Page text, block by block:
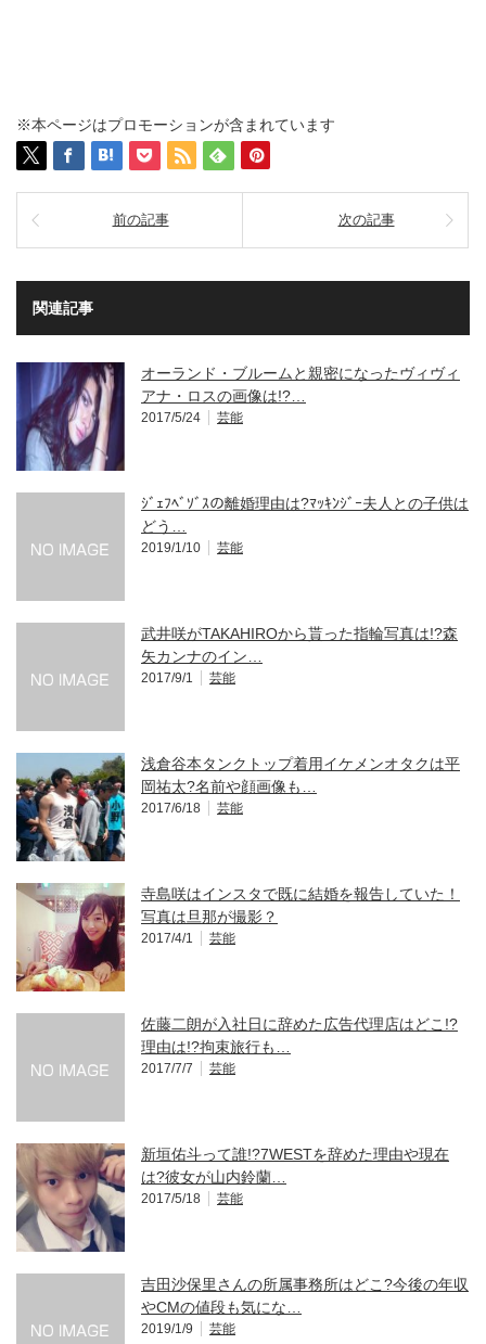
※本ページはプロモーションが含まれています
前の記事 次の記事
関連記事
オーランド・ブルームと親密になったヴィヴィ
アナ・ロスの画像は!?…
2017/5/24 芸能
ｼﾞｪﾌﾍﾞｿﾞｽの離婚理由は?ﾏｯｷﾝｼﾞｰ夫人との子供は
どう…
2019/1/10 芸能
武井咲がTAKAHIROから貰った指輪写真は!?森
矢カンナのイン…
2017/9/1 芸能
浅倉谷本タンクトップ着用イケメンオタクは平
岡祐太?名前や顔画像も…
2017/6/18 芸能
寺島咲はインスタで既に結婚を報告していた！
写真は旦那が撮影？
2017/4/1 芸能
佐藤二朗が入社日に辞めた広告代理店はどこ!?
理由は!?拘束旅行も…
2017/7/7 芸能
新垣佑斗って誰!?7WESTを辞めた理由や現在
は?彼女が山内鈴蘭…
2017/5/18 芸能
吉田沙保里さんの所属事務所はどこ?今後の年収
やCMの値段も気にな…
2019/1/9 芸能